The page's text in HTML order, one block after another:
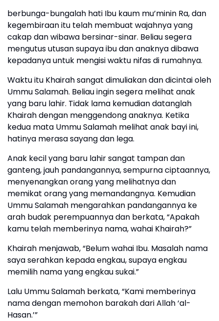
berbunga-bungalah hati Ibu kaum mu’minin Ra, dan
kegembiraan itu telah membuat wajahnya yang
cakap dan wibawa bersinar-sinar. Beliau segera
mengutus utusan supaya ibu dan anaknya dibawa
kepadanya untuk mengisi waktu nifas di rumahnya.
Waktu itu Khairah sangat dimuliakan dan dicintai oleh
Ummu Salamah. Beliau ingin segera melihat anak
yang baru lahir. Tidak lama kemudian datanglah
Khairah dengan menggendong anaknya. Ketika
kedua mata Ummu Salamah melihat anak bayi ini,
hatinya merasa sayang dan lega.
Anak kecil yang baru lahir sangat tampan dan
ganteng, jauh pandangannya, sempurna ciptaannya,
menyenangkan orang yang melihatnya dan
memikat orang yang memandangnya. Kemudian
Ummu Salamah mengarahkan pandangannya ke
arah budak perempuannya dan berkata, “Apakah
kamu telah memberinya nama, wahai Khairah?”
Khairah menjawab, “Belum wahai Ibu. Masalah nama
saya serahkan kepada engkau, supaya engkau
memilih nama yang engkau sukai.”
Lalu Ummu Salamah berkata, “Kami memberinya
nama dengan memohon barakah dari Allah ‘al-
Hasan.’”